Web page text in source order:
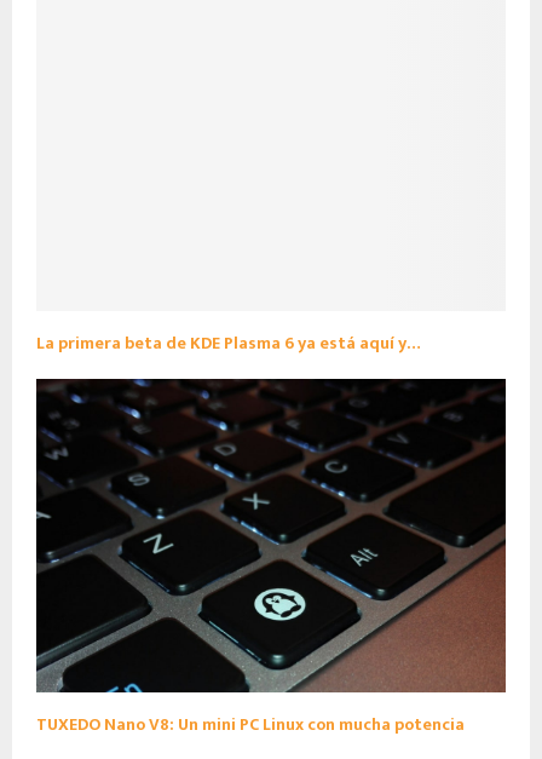
La primera beta de KDE Plasma 6 ya está aquí y…
TUXEDO Nano V8: Un mini PC Linux con mucha potencia